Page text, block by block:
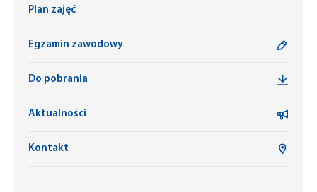
Plan zajęć
Egzamin zawodowy
Do pobrania
Aktualności
Kontakt